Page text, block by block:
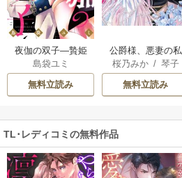
夜伽の双子―贄姫
は二人の王子に愛
される―
島袋ユミ
無料立読み
公爵様、悪妻の私
はもう放っておい
てください
桜乃みか/ 琴子
無料立読み
TL･レディコミの無料作品